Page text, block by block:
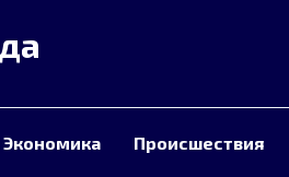
Экономика Происшествия